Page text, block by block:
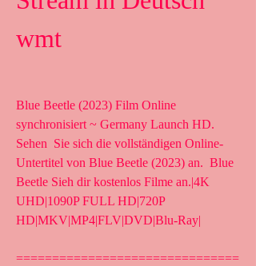
wmt
Blue Beetle (2023) Film Online
synchronisiert ~ Germany Launch HD.
Sehen  Sie sich die vollständigen Online-
Untertitel von Blue Beetle (2023) an.  Blue
Beetle Sieh dir kostenlos Filme an.|4K
UHD|1090P FULL HD|720P
HD|MKV|MP4|FLV|DVD|Blu-Ray|
===============================